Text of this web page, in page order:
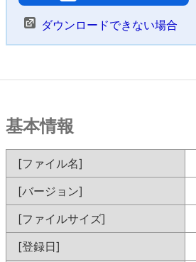
ダウンロードできない場合
基本情報
[ファイル名]
[バージョン]
[ファイルサイズ]
[登録日]